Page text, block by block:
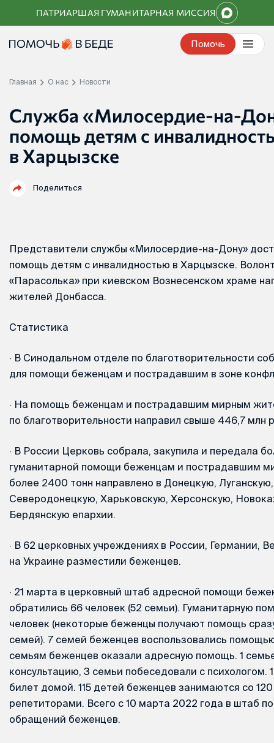
Перейти
к
контенту
ПАТРИАРШАЯ ГУМАНИТАРНАЯ МИССИЯ
Помочь
Главная О нас Новости
Служба «Милосердие-на-
помощь детям с
в Харцызске
Поделиться
Представители службы «Милосердие-на-Дону»
помощь детям с инвалидностью в Харцызске.
«Парасолька» при киевском Вознесенском храме
жителей Донбасса.
Статистика
· В Синодальном отделе по благотворительности
для помощи беженцам и пострадавшим в зоне
· На помощь беженцам и пострадавшим мирным
по благотворительности направил свыше 446,7 млн
· В России Церковь собрала, закупила и передала
гуманитарной помощи беженцам и пострадавшим
более 2400 тонн направлено в Донецкую,
Северодонецкую, Харьковскую, Херсонскую,
Бердянскую епархии.
· В 62 церковных учреждениях в России, Германии,
на Украине разместили беженцев.
· 21 марта в церковный штаб адресной помощи
обратились 66 человек (52 семьи). Гуманитарную
человек (некоторые беженцы получают помощь
семей). 7 семей беженцев воспользовались
семьям беженцев оказали адресную помощь. 1
консультацию, 3 семьи побеседовали с психологом.
билет домой. 115 детей беженцев занимаются со
репетиторами. Всего с 10 марта 2022 года в штаб
обращений беженцев.